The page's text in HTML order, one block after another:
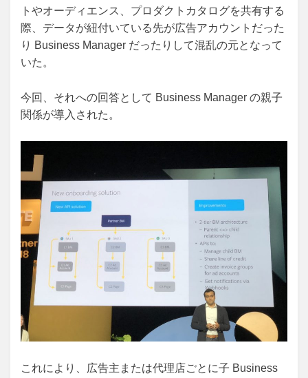
トやオーディエンス、プロダクトカタログを共有する
際、データが紐付いている先が広告アカウントだった
り Business Manager だったりして混乱の元となって
いた。
今回、それへの回答として Business Manager の親子
関係が導入された。
これにより、広告主または代理店ごとに子 Business